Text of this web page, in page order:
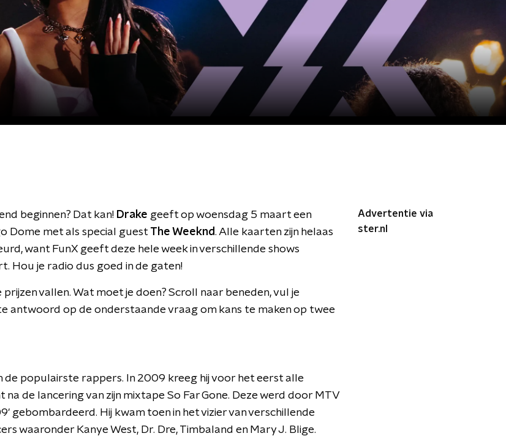
beginnen? Dat kan! Drake geeft op woensdag 5 maart een
Dome met als special guest The Weeknd. Alle kaarten zijn helaas
want FunX geeft deze hele week in verschillende shows
Hou je radio dus goed in de gaten!
prijzen vallen. Wat moet je doen? Scroll naar beneden, vul je
antwoord op de onderstaande vraag om kans te maken op twee
de populairste rappers. In 2009 kreeg hij voor het eerst alle
na de lancering van zijn mixtape So Far Gone. Deze werd door MTV
Hij kwam toen in het vizier van verschillende
waaronder Kanye West, Dr. Dre, Timbaland en Mary J. Blige.
Advertentie via
ster.nl